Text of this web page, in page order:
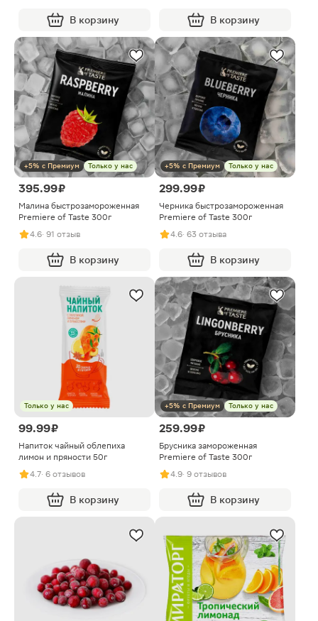
В корзину В корзину
+5% с Премиум Только у нас
395.99 ₽
Малина быстрозамороженная
Premiere of Taste 300г
4.6· 91 отзыв
В корзину
+5% с Премиум Только у нас
299.99 ₽
Черника быстрозамороженная
Premiere of Taste 300г
4.6· 63 отзыва
В корзину
Только у нас
99.99 ₽
Напиток чайный облепиха
лимон и пряности 50г
4.7· 6 отзывов
В корзину
+5% с Премиум Только у нас
259.99 ₽
Брусника замороженная
Premiere of Taste 300г
4.9· 9 отзывов
В корзину